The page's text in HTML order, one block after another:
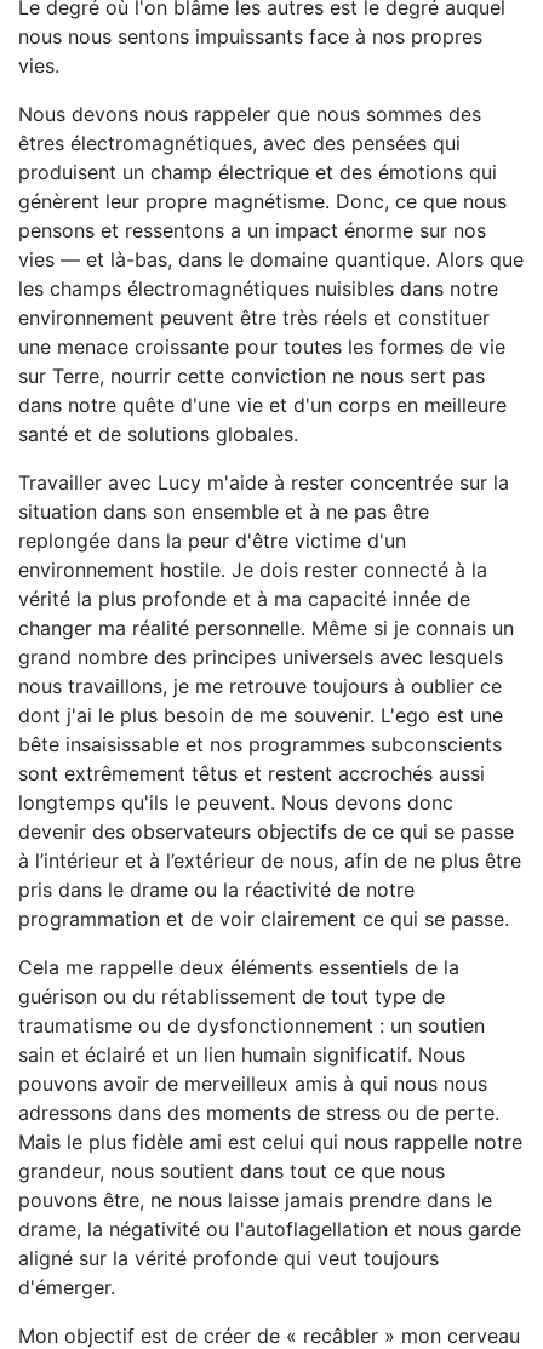
Le degré où l'on blâme les autres est le degré auquel
nous nous sentons impuissants face à nos propres
vies.
Nous devons nous rappeler que nous sommes des
êtres électromagnétiques, avec des pensées qui
produisent un champ électrique et des émotions qui
génèrent leur propre magnétisme. Donc, ce que nous
pensons et ressentons a un impact énorme sur nos
vies — et là-bas, dans le domaine quantique. Alors que
les champs électromagnétiques nuisibles dans notre
environnement peuvent être très réels et constituer
une menace croissante pour toutes les formes de vie
sur Terre, nourrir cette conviction ne nous sert pas
dans notre quête d'une vie et d'un corps en meilleure
santé et de solutions globales.
Travailler avec Lucy m'aide à rester concentrée sur la
situation dans son ensemble et à ne pas être
replongée dans la peur d'être victime d'un
environnement hostile. Je dois rester connecté à la
vérité la plus profonde et à ma capacité innée de
changer ma réalité personnelle. Même si je connais un
grand nombre des principes universels avec lesquels
nous travaillons, je me retrouve toujours à oublier ce
dont j'ai le plus besoin de me souvenir. L'ego est une
bête insaisissable et nos programmes subconscients
sont extrêmement têtus et restent accrochés aussi
longtemps qu'ils le peuvent. Nous devons donc
devenir des observateurs objectifs de ce qui se passe
à l’intérieur et à l’extérieur de nous, afin de ne plus être
pris dans le drame ou la réactivité de notre
programmation et de voir clairement ce qui se passe.
Cela me rappelle deux éléments essentiels de la
guérison ou du rétablissement de tout type de
traumatisme ou de dysfonctionnement : un soutien
sain et éclairé et un lien humain significatif. Nous
pouvons avoir de merveilleux amis à qui nous nous
adressons dans des moments de stress ou de perte.
Mais le plus fidèle ami est celui qui nous rappelle notre
grandeur, nous soutient dans tout ce que nous
pouvons être, ne nous laisse jamais prendre dans le
drame, la négativité ou l'autoflagellation et nous garde
aligné sur la vérité profonde qui veut toujours
d'émerger.
Mon objectif est de créer de « recâbler » mon cerveau